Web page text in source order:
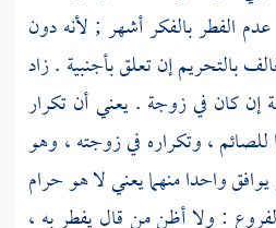
الفطر بالفكر أشهر ; لأنه دون
بالتحريم إن تعلق بأجنبية . زاد
إن كان في زوجة . يعني أن تكرار
للصائم ، وتكراره في زوجته ، وهو
واحدا منهما يعني لا هو حرام
: ولا أظن من قال يفطر به ،